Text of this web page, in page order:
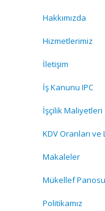
Hakkımızda
Hizmetlerimiz
İletişim
İş Kanunu IPC
İşçilik Maliyetleri
KDV Oranları ve
Makaleler
Mükellef Panosu
Politikamız